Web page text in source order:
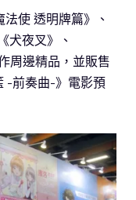
使 透明牌篇》、
犬夜叉》、
周邊精品，並販售
-前奏曲-》電影預